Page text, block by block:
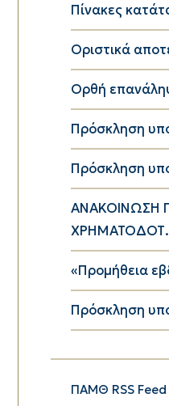
Πίνακες
Οριστικά
Ορθή
Πρόσκληση
Πρόσκληση
ΑΝΑΚΟΙΝΩΣΗ
«Προμήθεια
Πρόσκληση
ΠΑΜΘ RSS Feed